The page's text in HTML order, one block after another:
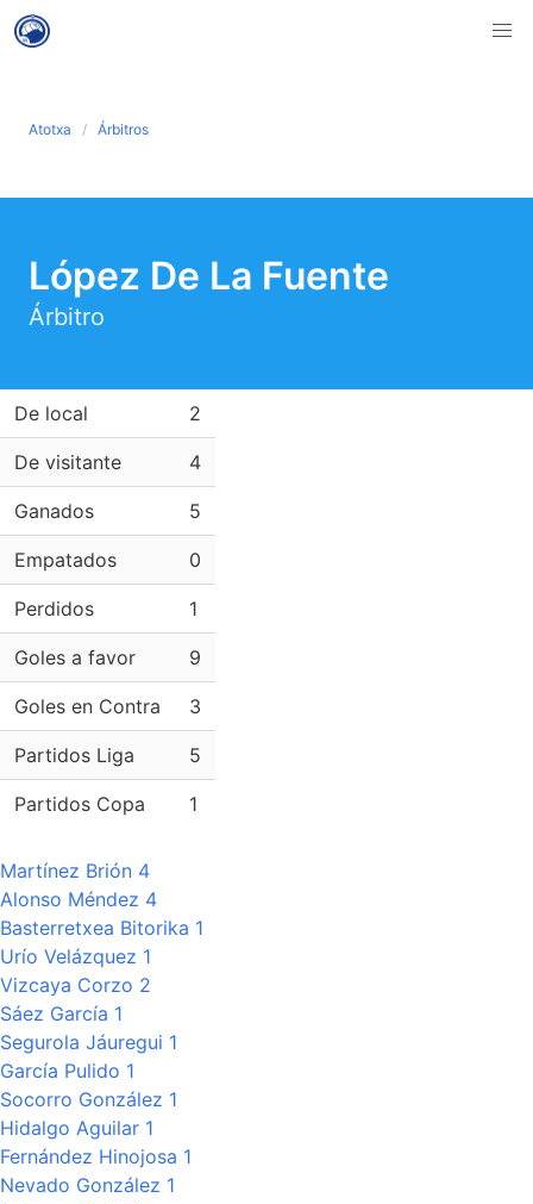
Atotxa Árbitros
López De La Fuente
Árbitro
De local 2
De visitante 4
Ganados 5
Empatados 0
Perdidos 1
Goles a favor 9
Goles en Contra 3
Partidos Liga 5
Partidos Copa 1
Martínez Brión 4
Alonso Méndez 4
Basterretxea Bitorika 1
Urío Velázquez 1
Vizcaya Corzo 2
Sáez García 1
Segurola Jáuregui 1
García Pulido 1
Socorro González 1
Hidalgo Aguilar 1
Fernández Hinojosa 1
Nevado González 1